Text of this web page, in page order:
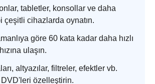
tabletler, konsollar ve daha
çeşitli cihazlarda oynatın.
göre 60 kata kadar daha hızlı
ulaşın.
altyazılar, filtreler, efektler vb.
özelleştirin.